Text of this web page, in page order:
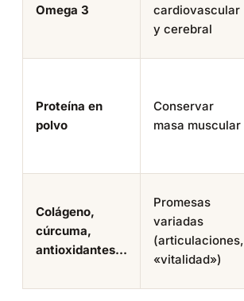
Omega 3
cardiovascular
y cerebral
Proteína en
polvo
Conservar
masa muscular
Colágeno,
cúrcuma,
antioxidantes…
Promesas
variadas
(articulaciones,
«vitalidad»)